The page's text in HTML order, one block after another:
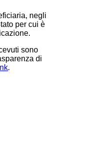
negli
per cui è
sono
di
.